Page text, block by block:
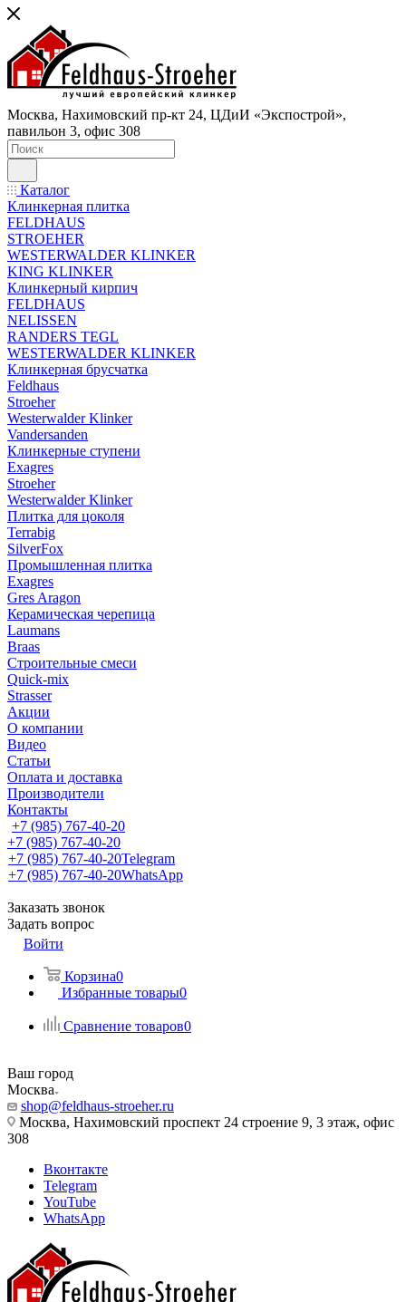
Москва, Нахимовский пр-кт 24, ЦДиИ «Экспострой»,
павильон 3, офис 308
Каталог
Клинкерная плитка
FELDHAUS
STROEHER
WESTERWALDER KLINKER
KING KLINKER
Клинкерный кирпич
FELDHAUS
NELISSEN
RANDERS TEGL
WESTERWALDER KLINKER
Клинкерная брусчатка
Feldhaus
Stroeher
Westerwalder Klinker
Vandersanden
Клинкерные ступени
Exagres
Stroeher
Westerwalder Klinker
Плитка для цоколя
Terrabig
SilverFox
Промышленная плитка
Exagres
Gres Aragon
Керамическая черепица
Laumans
Braas
Строительные смеси
Quick-mix
Strasser
Акции
О компании
Видео
Статьи
Оплата и доставка
Производители
Контакты
+7 (985) 767-40-20
+7 (985) 767-40-20
+7 (985) 767-40-20Telegram
+7 (985) 767-40-20WhatsApp
Заказать звонок
Задать вопрос
Войти
Корзина0
Избранные товары0
Сравнение товаров0
Ваш город
Москва
shop@feldhaus-stroeher.ru
Москва, Нахимовский проспект 24 строение 9, 3 этаж, офис
308
Вконтакте
Telegram
YouTube
WhatsApp